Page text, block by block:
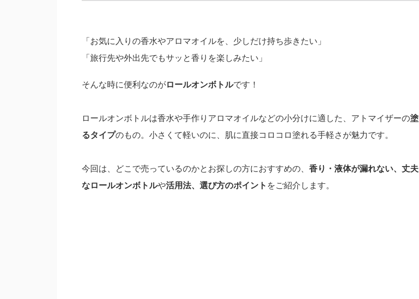
「お気に入りの香水やアロマオイルを、少しだけ持ち歩きたい」
「旅行先や外出先でもサッと香りを楽しみたい」
そんな時に便利なのがロールオンボトルです！
ロールオンボトルは香水や手作りアロマオイルなどの小分けに適した、アトマイザーの塗
るタイプのもの。小さくて軽いのに、肌に直接コロコロ塗れる手軽さが魅力です。
今回は、どこで売っているのかとお探しの方におすすめの、 香り・液体が漏れない、丈夫
なロールオンボトルや活用法、選び方のポイント をご紹介します。